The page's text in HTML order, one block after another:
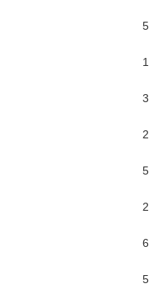
5
1
3
2
5
2
6
5